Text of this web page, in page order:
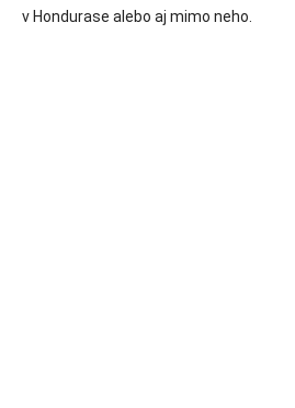
v Hondurase alebo aj mimo neho.